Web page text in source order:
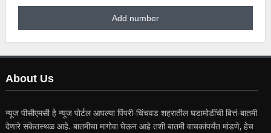
About Us
न्यूज पीसीएमसी हे न्यूज पोर्टल आपल्या पिंपरी-चिंचवड शहरातील घडामोडींची बित्तं-बातमी
देणारे संकेतस्थळ आहे. बातमीचा मागोवा घेऊन आहे तशी बातमी वाचकांपर्यंत मांडणे, हेच